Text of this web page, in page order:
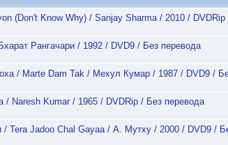
(Don't Know Why) / Sanjay Sharma / 2010 /
Рангачари / 1992 / DVD9 / Без перевода
/ Marte Dam Tak / Мехул Кумар / 1987 / DVD9 /
/ Naresh Kumar / 1965 / DVDRip / Без перевода
/ Tera Jadoo Chal Gayaa / А. Мутху / 2000 / DVD9 /